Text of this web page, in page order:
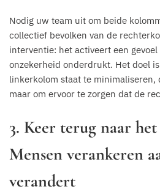
Nodig uw team uit om beide
collectief bevolken van de
interventie: het activeert een
onzekerheid onderdrukt. Het doel
linkerkolom staat te minimaliseren,
maar om ervoor te zorgen dat de
3. Keer terug naar
Mensen verankeren
verandert